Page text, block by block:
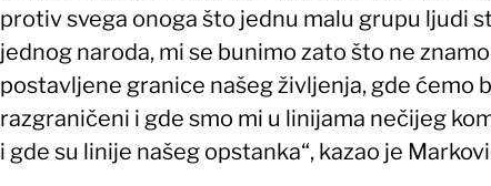
protiv svega onoga što jednu malu grupu ljudi
jednog naroda, mi se bunimo zato što ne
postavljene granice našeg življenja, gde ćemo
razgraničeni i gde smo mi u linijama nečijeg
i gde su linije našeg opstanka“, kazao je